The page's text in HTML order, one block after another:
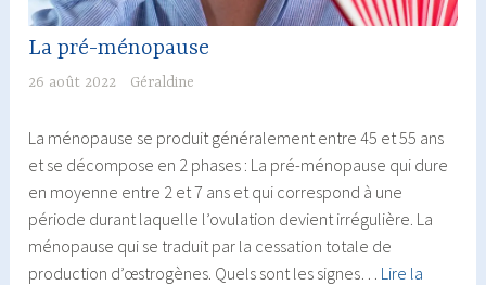
La pré-ménopause
26 août 2022 Géraldine
La ménopause se produit généralement entre 45 et 55 ans
et se décompose en 2 phases : La pré-ménopause qui dure
en moyenne entre 2 et 7 ans et qui correspond à une
période durant laquelle l’ovulation devient irrégulière. La
ménopause qui se traduit par la cessation totale de
production d’œstrogènes. Quels sont les signes… Lire la